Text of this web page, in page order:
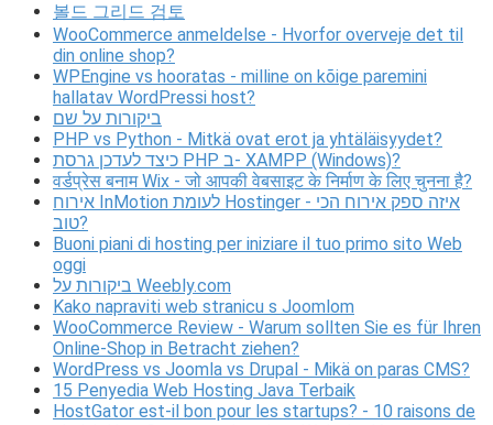
볼드 그리드 검토
WooCommerce anmeldelse - Hvorfor overveje det til
din online shop?
WPEngine vs hooratas - milline on kõige paremini
hallatav WordPressi host?
ביקורות על שם
PHP vs Python - Mitkä ovat erot ja yhtäläisyydet?
כיצד לעדכן גרסת PHP ב- XAMPP (Windows)?
वर्डप्रेस बनाम Wix - जो आपकी वेबसाइट के निर्माण के लिए चुनना है?
אירוח InMotion לעומת Hostinger - איזה ספק אירוח הכי
טוב?
Buoni piani di hosting per iniziare il tuo primo sito Web
oggi
ביקורות על Weebly.com
Kako napraviti web stranicu s Joomlom
WooCommerce Review - Warum sollten Sie es für Ihren
Online-Shop in Betracht ziehen?
WordPress vs Joomla vs Drupal - Mikä on paras CMS?
15 Penyedia Web Hosting Java Terbaik
HostGator est-il bon pour les startups? - 10 raisons de